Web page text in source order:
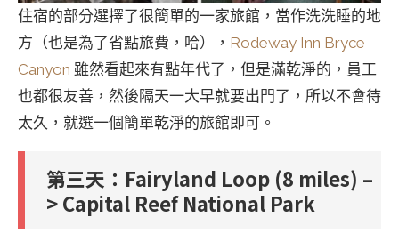
住宿的部分選擇了很簡單的一家旅館，當作洗洗睡的地
方（也是為了省點旅費，哈）， Rodeway Inn Bryce
Canyon 雖然看起來有點年代了，但是滿乾淨的，員工
也都很友善，然後隔天一大早就要出門了，所以不會待
太久，就選一個簡單乾淨的旅館即可。
第三天：Fairyland Loop (8 miles) –
> Capital Reef National Park